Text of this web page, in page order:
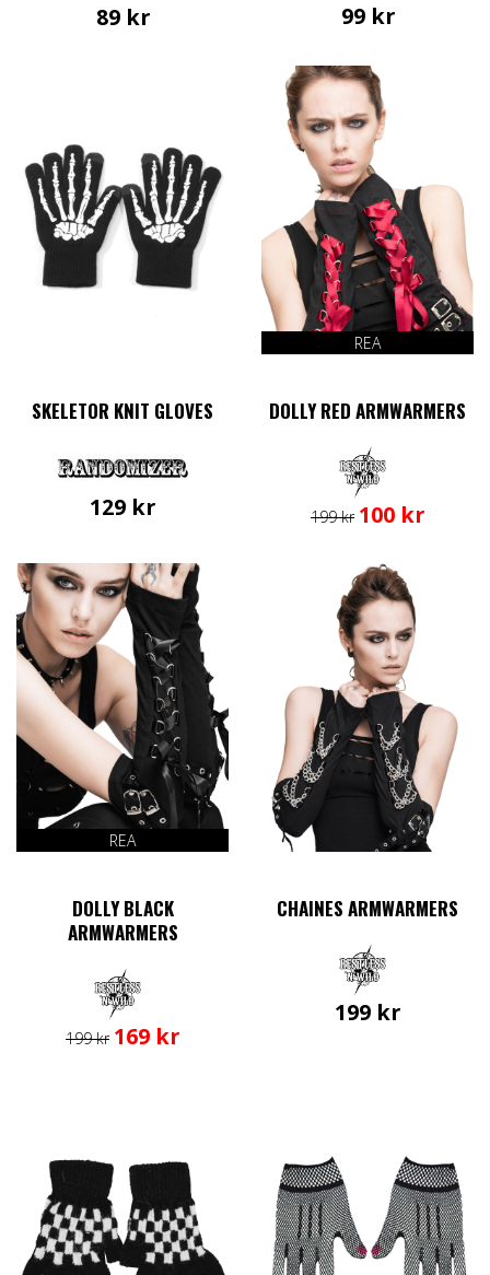
89 kr 99 kr
SKELETOR KNIT GLOVES
129 kr
REA
DOLLY RED ARMWARMERS
199kr Det
var:
199 kr.
100 krDet
REA
DOLLY BLACK
ARMWARMERS
199kr Det
169 krDet
CHAINES ARMWARMERS
199 kr